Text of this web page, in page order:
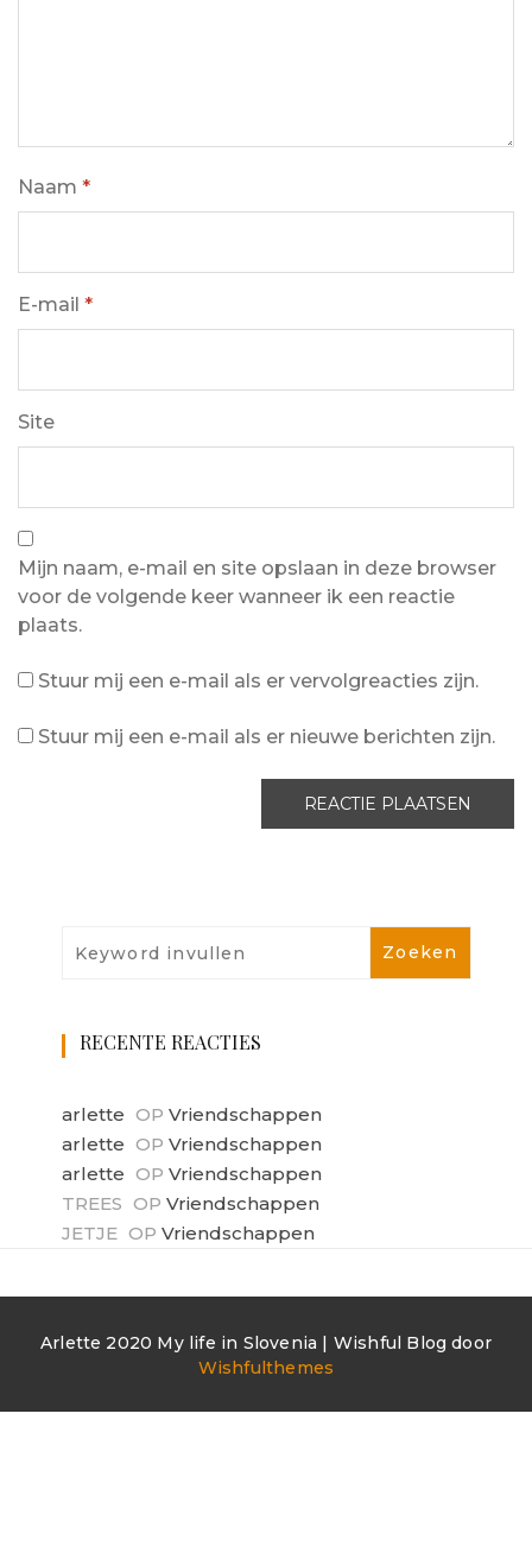
Naam *
E-mail *
Site
Mijn naam, e-mail en site opslaan in deze browser
voor de volgende keer wanneer ik een reactie
plaats.
Stuur mij een e-mail als er vervolgreacties zijn.
Stuur mij een e-mail als er nieuwe berichten zijn.
RECENTE REACTIES
arlette OP Vriendschappen
arlette OP Vriendschappen
arlette OP Vriendschappen
TREES OP Vriendschappen
JETJE OP Vriendschappen
Arlette 2020 My life in Slovenia | Wishful Blog door
Wishfulthemes